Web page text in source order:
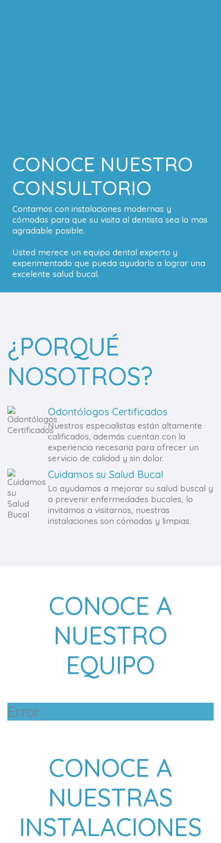
CONOCE NUESTRO
CONSULTORIO
Contamos con instalaciones modernas y
cómodas para que su visita al dentista sea lo mas
agradable posible.
Usted merece un equipo dental experto y
experimentado que pueda ayudarlo a lograr una
excelente salud bucal.
¿PORQUÉ
NOSOTROS?
Odontólogos Certificados
Nuestros especialistas están altamente
calificados, además cuentan con la
experiencia necesaria para ofrecer un
servicio de calidad y sin dolor.
Cuidamos su Salud Bucal
Lo ayudamos a mejorar su salud buscal y
a prevenir enfermedades bucales, lo
invitamos a visitarnos, nuestras
instalaciones son cómodas y limpias.
CONOCE A
NUESTRO
EQUIPO
Error
CONOCE A
NUESTRAS
INSTALACIONES